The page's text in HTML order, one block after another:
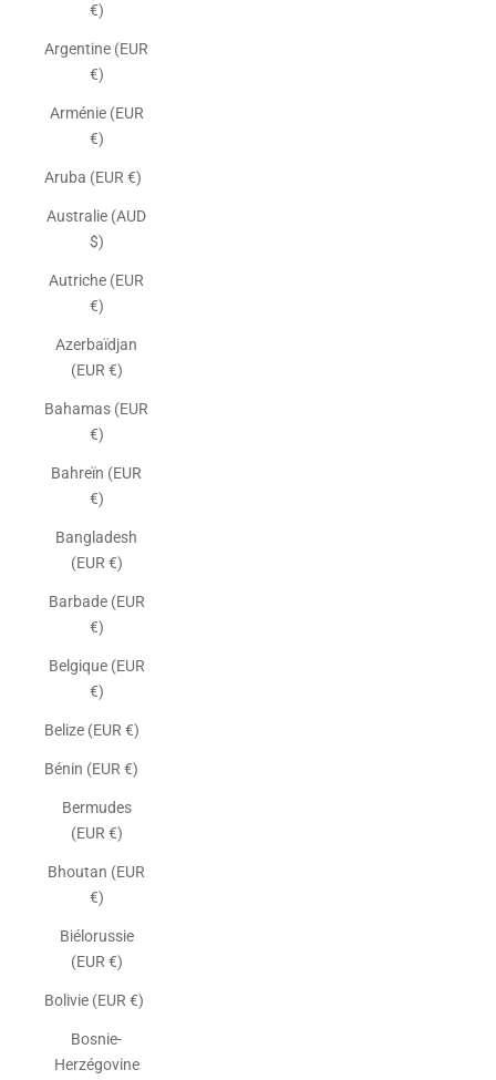
€)
Argentine (EUR
€)
Arménie (EUR
€)
Aruba (EUR €)
Australie (AUD
$)
Autriche (EUR
€)
Azerbaïdjan
(EUR €)
Bahamas (EUR
€)
Bahreïn (EUR
€)
Bangladesh
(EUR €)
Barbade (EUR
€)
Belgique (EUR
€)
Belize (EUR €)
Bénin (EUR €)
Bermudes
(EUR €)
Bhoutan (EUR
€)
Biélorussie
(EUR €)
Bolivie (EUR €)
Bosnie-
Herzégovine